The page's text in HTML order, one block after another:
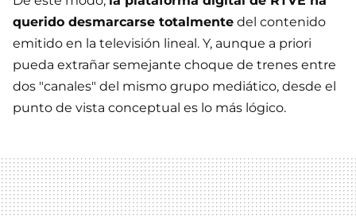
querido desmarcarse totalmente del contenido
emitido en la televisión lineal. Y, aunque a priori
pueda extrañar semejante choque de trenes entre
dos "canales" del mismo grupo mediático, desde el
punto de vista conceptual es lo más lógico.